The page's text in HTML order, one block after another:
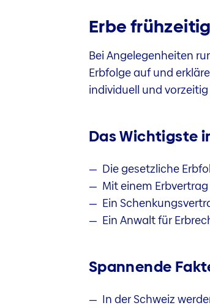
Erbe
Bei Angelegenheiten
Erbfolge auf und
individuell und
Das Wichtigste
Die gesetzliche
Mit einem
Ein
Ein Anwalt für
Spannende
In der Schweiz